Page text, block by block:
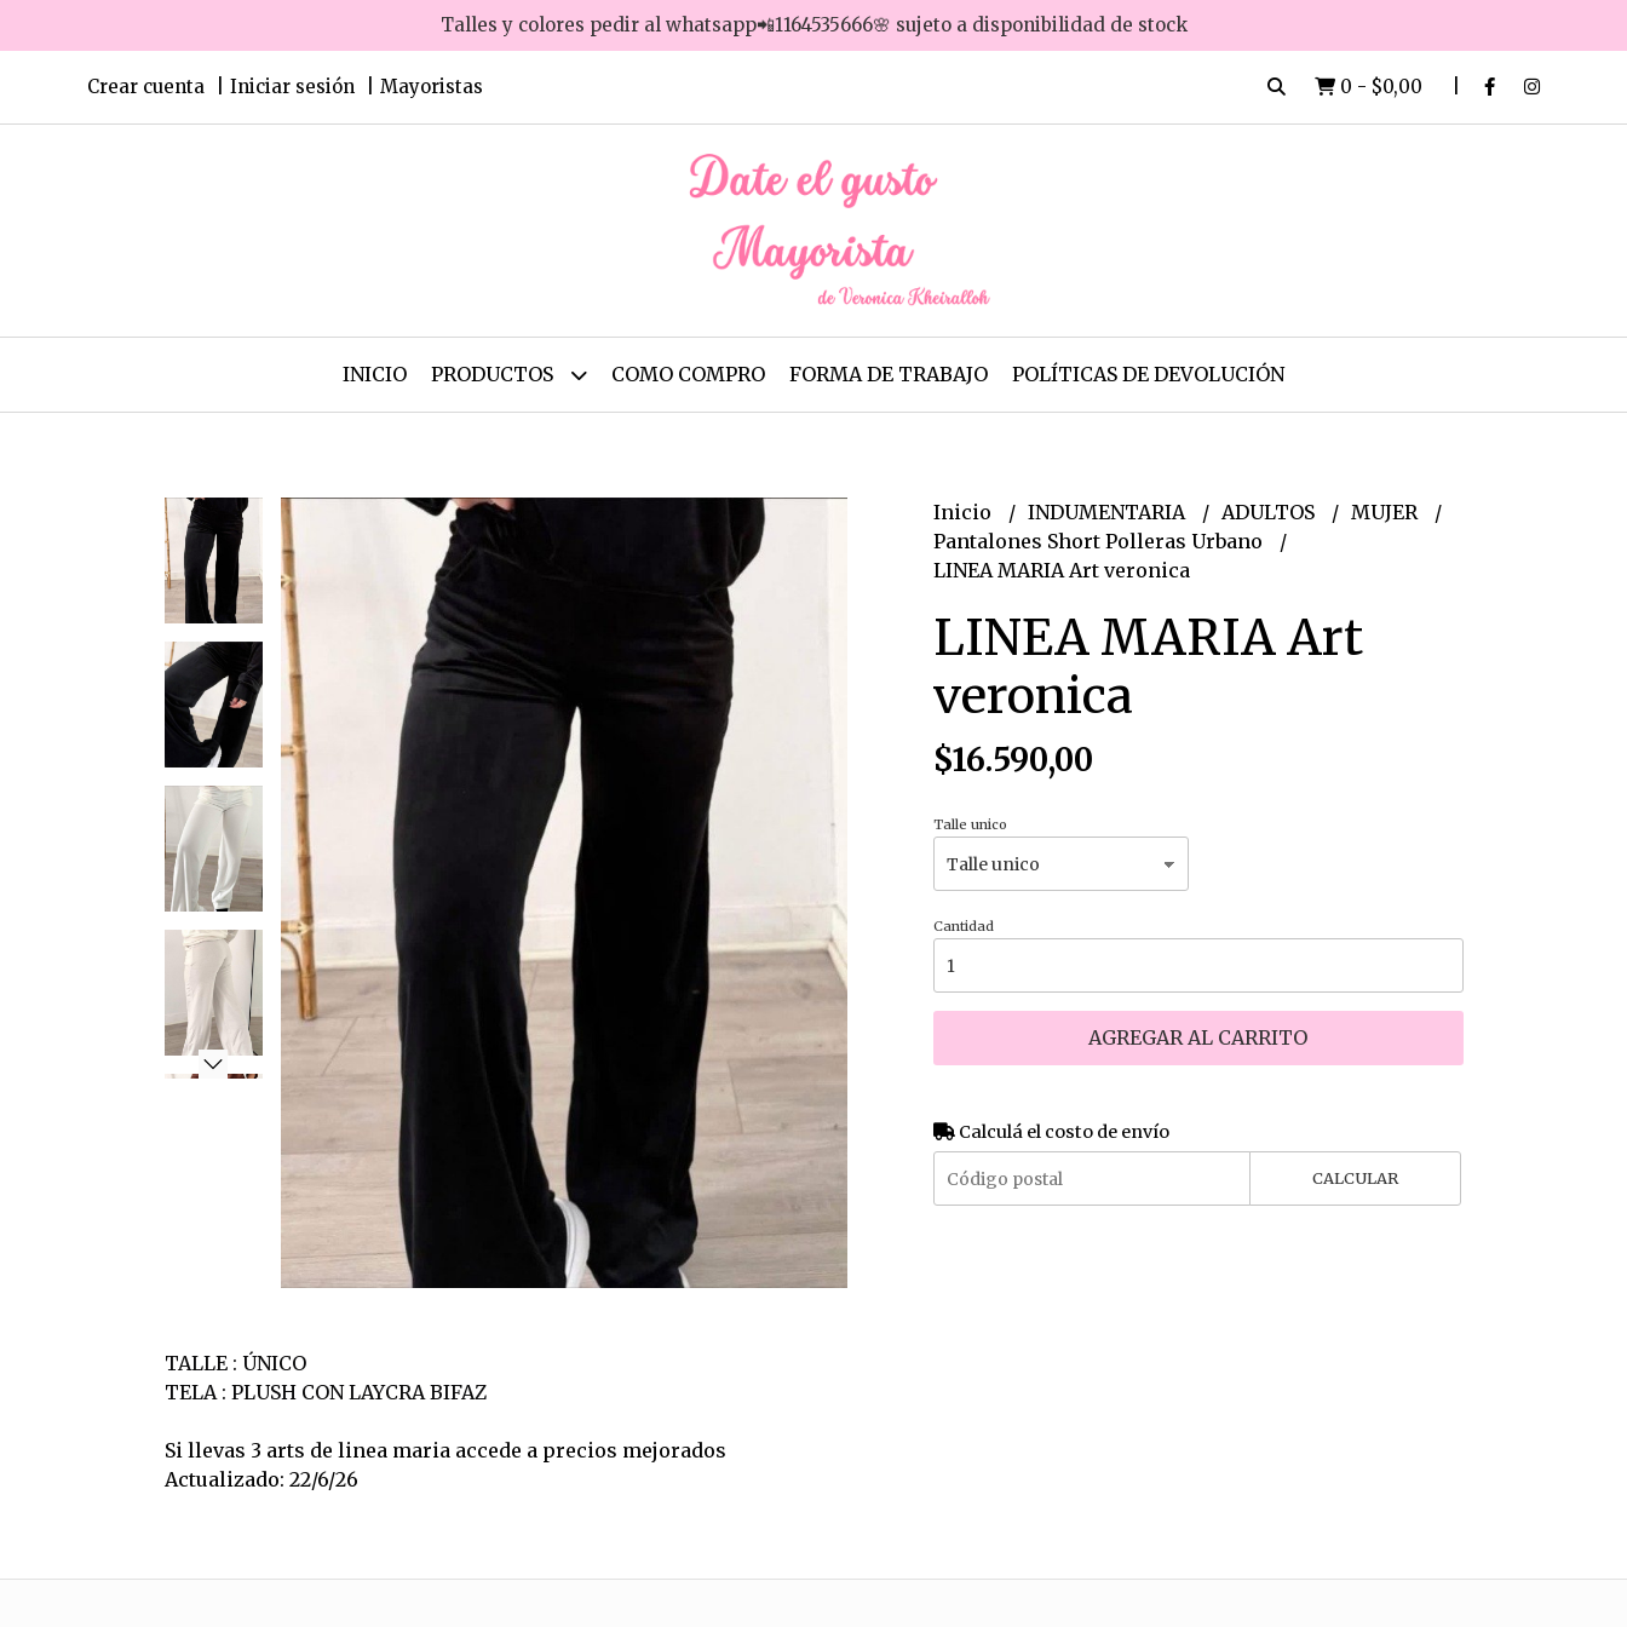
Talles y colores pedir al whatsapp📲1164535666🌸 sujeto a disponibilidad de stock
Crear cuenta Iniciar sesión Mayoristas 0 - $0,00
INICIO PRODUCTOS COMO COMPRO FORMA DE TRABAJO POLÍTICAS DE DEVOLUCIÓN
TALLE : ÚNICO
TELA : PLUSH CON LAYCRA BIFAZ
Si llevas 3 arts de linea maria accede a precios mejorados
Actualizado: 22/6/26
Inicio INDUMENTARIA ADULTOS
MUJER
Pantalones Short Polleras Urbano
LINEA MARIA Art veronica
LINEA MARIA Art
veronica
$16.590,00
Talle unico
Cantidad
AGREGAR AL CARRITO
Calculá el costo de envío
CALCULAR